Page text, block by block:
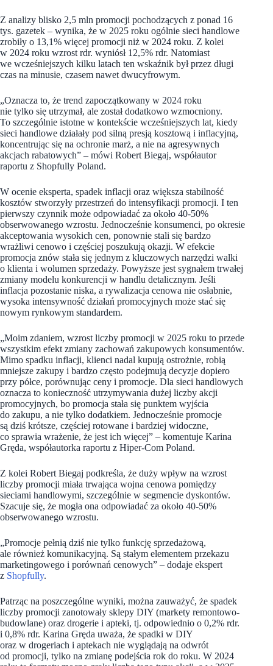
Z analizy blisko 2,5 mln promocji pochodzących z ponad 16
tys. gazetek – wynika, że w 2025 roku ogólnie sieci handlowe
zrobiły o 13,1% więcej promocji niż w 2024 roku. Z kolei
w 2024 roku wzrost rdr. wyniósł 12,5% rdr. Natomiast
we wcześniejszych kilku latach ten wskaźnik był przez długi
czas na minusie, czasem nawet dwucyfrowym.
„Oznacza to, że trend zapoczątkowany w 2024 roku
nie tylko się utrzymał, ale został dodatkowo wzmocniony.
To szczególnie istotne w kontekście wcześniejszych lat, kiedy
sieci handlowe działały pod silną presją kosztową i inflacyjną,
koncentrując się na ochronie marż, a nie na agresywnych
akcjach rabatowych” – mówi Robert Biegaj, współautor
raportu z Shopfully Poland.
W ocenie eksperta, spadek inflacji oraz większa stabilność
kosztów stworzyły przestrzeń do intensyfikacji promocji. I ten
pierwszy czynnik może odpowiadać za około 40-50%
obserwowanego wzrostu. Jednocześnie konsumenci, po okresie
akceptowania wysokich cen, ponownie stali się bardzo
wrażliwi cenowo i częściej poszukują okazji. W efekcie
promocja znów stała się jednym z kluczowych narzędzi walki
o klienta i wolumen sprzedaży. Powyższe jest sygnałem trwałej
zmiany modelu konkurencji w handlu detalicznym. Jeśli
inflacja pozostanie niska, a rywalizacja cenowa nie osłabnie,
wysoka intensywność działań promocyjnych może stać się
nowym rynkowym standardem.
„Moim zdaniem, wzrost liczby promocji w 2025 roku to przede
wszystkim efekt zmiany zachowań zakupowych konsumentów.
Mimo spadku inflacji, klienci nadal kupują ostrożnie, robią
mniejsze zakupy i bardzo często podejmują decyzje dopiero
przy półce, porównując ceny i promocje. Dla sieci handlowych
oznacza to konieczność utrzymywania dużej liczby akcji
promocyjnych, bo promocja stała się punktem wyjścia
do zakupu, a nie tylko dodatkiem. Jednocześnie promocje
są dziś krótsze, częściej rotowane i bardziej widoczne,
co sprawia wrażenie, że jest ich więcej” – komentuje Karina
Gręda, współautorka raportu z Hiper-Com Poland.
Z kolei Robert Biegaj podkreśla, że duży wpływ na wzrost
liczby promocji miała trwająca wojna cenowa pomiędzy
sieciami handlowymi, szczególnie w segmencie dyskontów.
Szacuje się, że mogła ona odpowiadać za około 40-50%
obserwowanego wzrostu.
„Promocje pełnią dziś nie tylko funkcję sprzedażową,
ale również komunikacyjną. Są stałym elementem przekazu
marketingowego i porównań cenowych” – dodaje ekspert
z Shopfully.
Patrząc na poszczególne wyniki, można zauważyć, że spadek
liczby promocji zanotowały sklepy DIY (markety remontowo-
budowlane) oraz drogerie i apteki, tj. odpowiednio o 0,2% rdr.
i 0,8% rdr. Karina Gręda uważa, że spadki w DIY
oraz w drogeriach i aptekach nie wyglądają na odwrót
od promocji, tylko na zmianę podejścia rok do roku. W 2024